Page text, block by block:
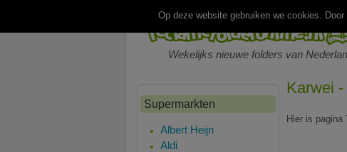
Wekelijks nieuwe folders van
Karwei
Hier is pagina
Supermarkten
Albert Heijn
Aldi
Op deze website gebruiken we cookies.